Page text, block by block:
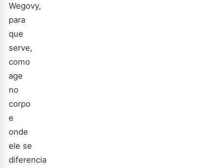
Wegovy,
para
que
serve,
como
age
no
corpo
e
onde
ele se
diferencia